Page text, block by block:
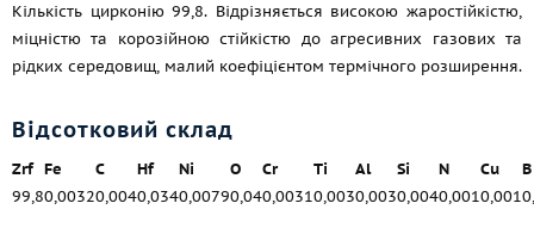
Кількість цирконію 99,8. Відрізняється високою жаростійкістю,
міцністю та корозійною стійкістю до агресивних газових та
рідких середовищ, малий коефіцієнтом термічного розширення.
Відсотковий склад
Zrf Fe C Hf Ni O Cr Ti Al Si N Cu
B
99,80,00320,0040,0340,00790,040,00310,0030,0030,0040,0010,001